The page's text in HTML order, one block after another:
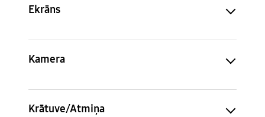
Ekrāns
Kamera
Krātuve/Atmiņa